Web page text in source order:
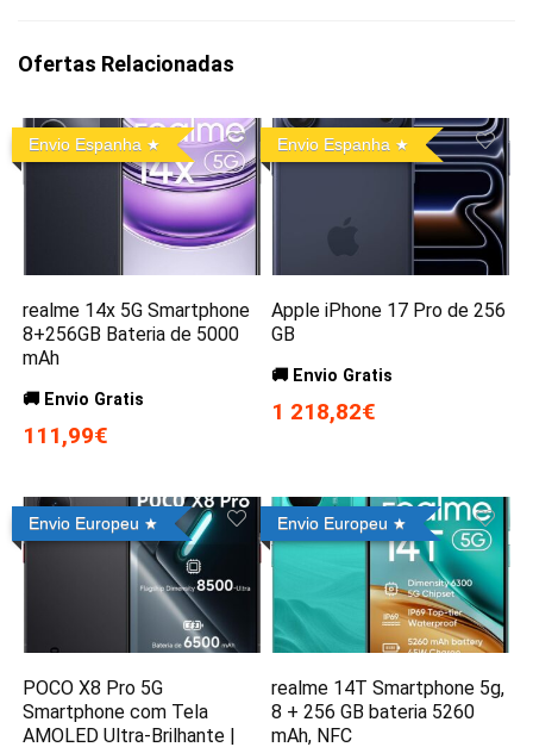
Ofertas Relacionadas
Envio Espanha
realme 14x 5G Smartphone
8+256GB Bateria de 5000
mAh
🚚 Envio Gratis
111,99€
Envio Espanha
Apple iPhone 17 Pro de 256
GB
🚚 Envio Gratis
1 218,82€
Envio Europeu
POCO X8 Pro 5G
Smartphone com Tela
AMOLED Ultra-Brilhante |
Envio Europeu
realme 14T Smartphone 5g,
8 + 256 GB bateria 5260
mAh, NFC